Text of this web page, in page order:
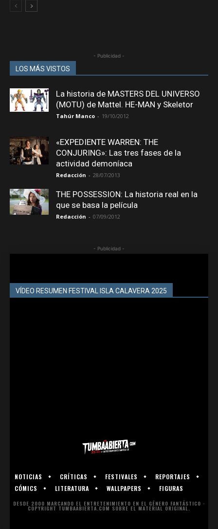
- Publicidad -
LOS MÁS VISTOS
La historia de MASTERS DEL UNIVERSO
(MOTU) de Mattel. HE-MAN y Skeletor
Tahúr Manco - 19/10/2012
«EXPEDIENTE WARREN: THE
CONJURING»: Las tres fases de la
actividad demoníaca
Redacción - 28/07/2013
THE POSSESSION: La historia real en la
que se basa la película
Redacción - 07/09/2012
- Publicidad -
VÍDEO RESUMEN FESTIVAL ISLA CALAVERA 2025
NOTICIAS CRÍTICAS FESTIVALES
REPORTAJES
CÓMICS
LITERATURA WALLPAPERS FIGURAS
DESDE 2000 MARCANDO EL ENTRETENIMIENTO EN EL GÉNERO FANTÁSTICO ·
COPYRIGHT TUMBAABIERTA.COM SOBRE EL MATERIAL ORIGINAL.